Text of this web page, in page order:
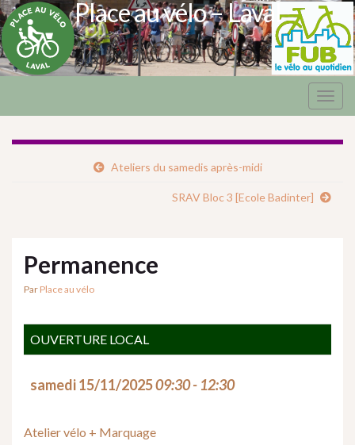
Place au vélo – Laval
Ateliers du samedis après-midi
SRAV Bloc 3 [Ecole Badinter]
Permanence
Par Place au vélo
OUVERTURE LOCAL
samedi 15/11/202509:30 - 12:30
Atelier vélo + Marquage